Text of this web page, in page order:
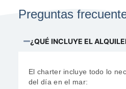
Preguntas
¿QUÉ INCLUYE EL
El charter incluye todo lo
del día en el mar: